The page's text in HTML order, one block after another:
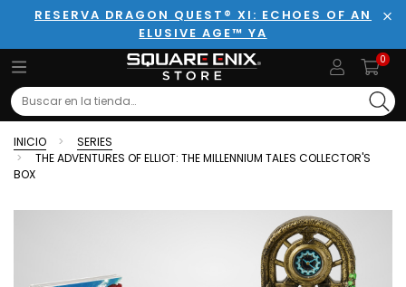
RESERVA DRAGON QUEST® XI: ECHOES OF AN
ELUSIVE AGE™ YA
0
Search
INICIO
SERIES
THE ADVENTURES OF ELLIOT: THE MILLENNIUM TALES COLLECTOR'S
BOX